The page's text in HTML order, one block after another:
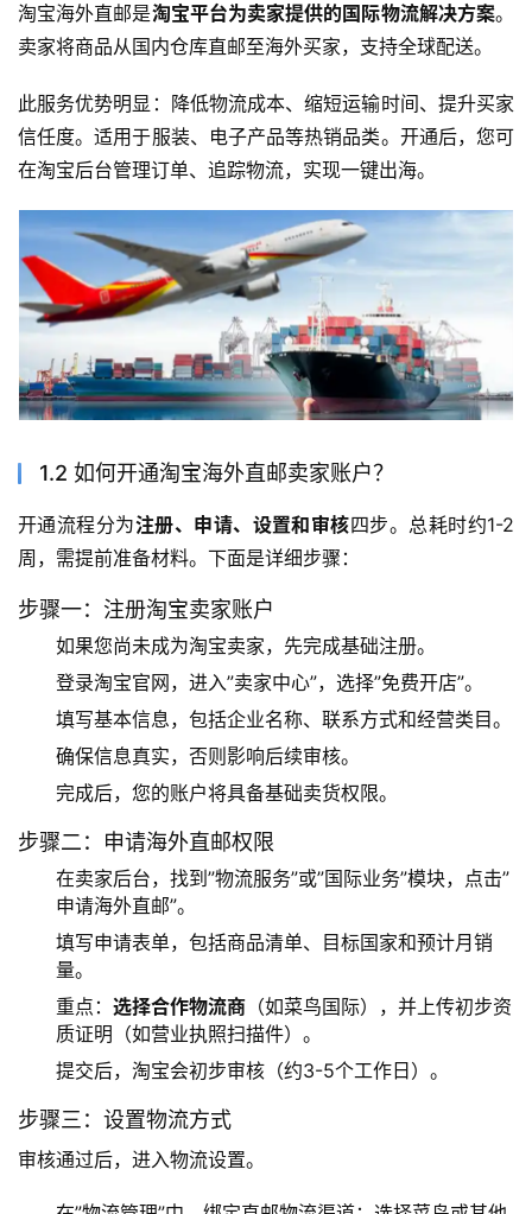
淘宝海外直邮是淘宝平台为卖家提供的国际物流解决方案。
卖家将商品从国内仓库直邮至海外买家，支持全球配送。
此服务优势明显：降低物流成本、缩短运输时间、提升买家
信任度。适用于服装、电子产品等热销品类。开通后，您可
在淘宝后台管理订单、追踪物流，实现一键出海。
1.2 如何开通淘宝海外直邮卖家账户？
开通流程分为注册、申请、设置和审核四步。总耗时约1-2
周，需提前准备材料。下面是详细步骤：
步骤一：注册淘宝卖家账户
如果您尚未成为淘宝卖家，先完成基础注册。
登录淘宝官网，进入”卖家中心”，选择”免费开店”。
填写基本信息，包括企业名称、联系方式和经营类目。
确保信息真实，否则影响后续审核。
完成后，您的账户将具备基础卖货权限。
步骤二：申请海外直邮权限
在卖家后台，找到”物流服务”或”国际业务”模块，点击”
申请海外直邮”。
填写申请表单，包括商品清单、目标国家和预计月销
量。
重点： 选择合作物流商 （如菜鸟国际），并上传初步资
质证明（如营业执照扫描件）。
提交后，淘宝会初步审核（约3-5个工作日）。
步骤三：设置物流方式
审核通过后，进入物流设置。